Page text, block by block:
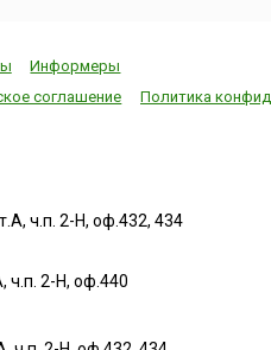
Информеры
соглашение Политика
ч.п. 2-Н, оф.432, 434
ч.п. 2-Н, оф.440